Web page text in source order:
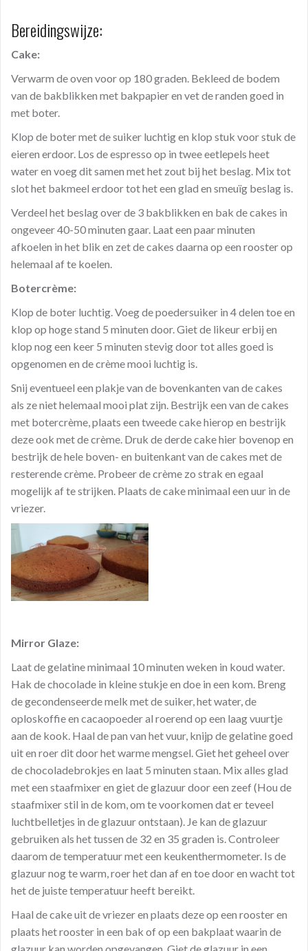
Bereidingswijze:
Cake:
Verwarm de oven voor op 180 graden. Bekleed de bodem
van de bakblikken met bakpapier en vet de randen goed in
met boter.
Klop de boter met de suiker luchtig en klop stuk voor stuk de
eieren erdoor. Los de espresso op in twee eetlepels heet
water en voeg dit samen met het zout bij het beslag. Mix tot
slot het bakmeel erdoor tot het een glad en smeuïg beslag is.
Verdeel het beslag over de 3 bakblikken en bak de cakes in
ongeveer 40-50 minuten gaar. Laat een paar minuten
afkoelen in het blik en zet de cakes daarna op een rooster op
helemaal af te koelen.
Botercrème:
Klop de boter luchtig. Voeg de poedersuiker in 4 delen toe en
klop op hoge stand 5 minuten door. Giet de likeur erbij en
klop nog een keer 5 minuten stevig door tot alles goed is
opgenomen en de crème mooi luchtig is.
Snij eventueel een plakje van de bovenkanten van de cakes
als ze niet helemaal mooi plat zijn. Bestrijk een van de cakes
met botercrème, plaats een tweede cake hierop en bestrijk
deze ook met de crème. Druk de derde cake hier bovenop en
bestrijk de hele boven- en buitenkant van de cakes met de
resterende crème. Probeer de crème zo strak en egaal
mogelijk af te strijken. Plaats de cake minimaal een uur in de
vriezer.
Mirror Glaze:
Laat de gelatine minimaal 10 minuten weken in koud water.
Hak de chocolade in kleine stukje en doe in een kom. Breng
de gecondenseerde melk met de suiker, het water, de
oploskoffie en cacaopoeder al roerend op een laag vuurtje
aan de kook. Haal de pan van het vuur, knijp de gelatine goed
uit en roer dit door het warme mengsel. Giet het geheel over
de chocoladebrokjes en laat 5 minuten staan. Mix alles glad
met een staafmixer en giet de glazuur door een zeef (Hou de
staafmixer stil in de kom, om te voorkomen dat er teveel
luchtbelletjes in de glazuur ontstaan). Je kan de glazuur
gebruiken als het tussen de 32 en 35 graden is. Controleer
daarom de temperatuur met een keukenthermometer. Is de
glazuur nog te warm, roer het dan af en toe door en wacht tot
het de juiste temperatuur heeft bereikt.
Haal de cake uit de vriezer en plaats deze op een rooster en
plaats het rooster in een bak of op een bakplaat waarin de
glazuur kan worden opgevangen. Giet de glazuur in een